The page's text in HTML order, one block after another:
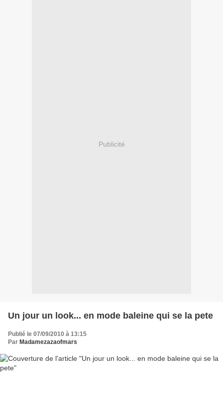
Publicité
Un jour un look... en mode baleine qui se la pete
Publié le 07/09/2010 à 13:15
Par Madamezazaofmars